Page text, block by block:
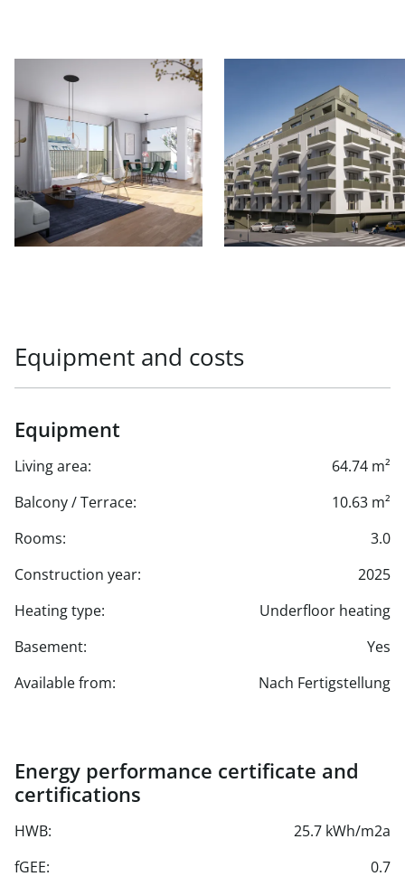
Equipment and costs
Equipment
Living area:
64.74 m²
Balcony / Terrace:
10.63 m²
Rooms:
3.0
Construction year:
2025
Heating type:
Underfloor heating
Basement:
Yes
Available from:
Nach Fertigstellung
Energy performance certificate and
certifications
HWB:
25.7 kWh/m2a
fGEE:
0.7